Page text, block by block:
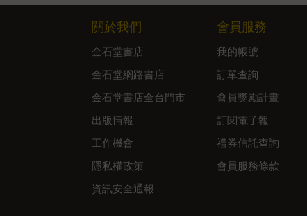
關於我們
金石堂書店
金石堂網路書店
金石堂書店全台門市
出版情報
工作機會
隱私權政策
資訊安全通報
會員服務
我的帳號
訂單查詢
會員獎勵計畫
訂閱電子報
禮券信託查詢
會員服務條款